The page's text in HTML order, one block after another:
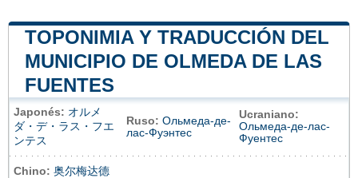
TOPONIMIA Y TRADUCCIÓN DEL
MUNICIPIO DE OLMEDA DE LAS
FUENTES
Japonés: オルメ
ダ・デ・ラス・フエ
ンテス
Ruso: Ольмеда-де-
лас-Фуэнтес
Ucraniano:
Ольмеда-де-лас-
Фуентес
Chino: 奥尔梅达德